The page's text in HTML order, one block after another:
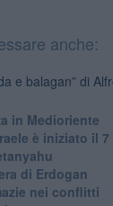
anche:
e balagan” di
in Medioriente
è iniziato il
di Erdogan
nei conflitti